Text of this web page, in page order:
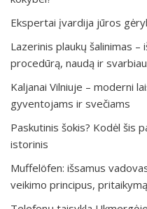
Ekspertai įvardija jūros
Lazerinis plaukų šalinimas –
procedūrą, naudą ir
Kaljanai Vilniuje – moderni
gyventojams ir svečiams
Paskutinis šokis? Kodėl šis
istorinis
Muffelöfen: išsamus
veikimo principus,